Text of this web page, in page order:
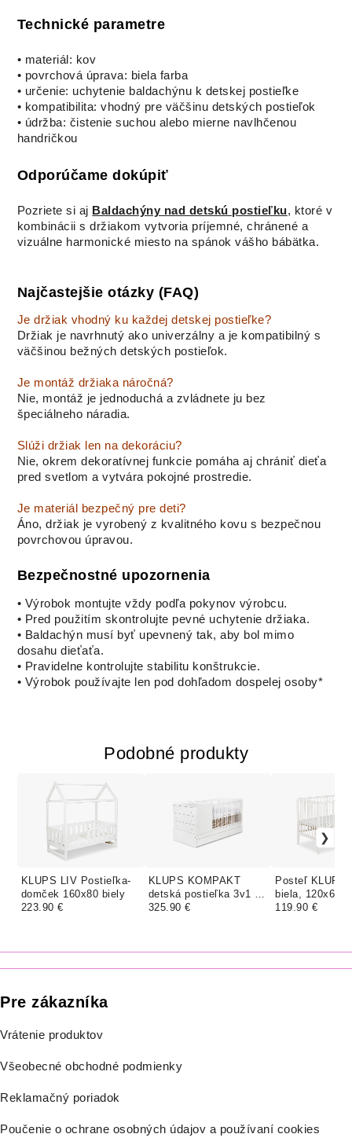
Technické parametre
• materiál: kov
• povrchová úprava: biela farba
• určenie: uchytenie baldachýnu k detskej postieľke
• kompatibilita: vhodný pre väčšinu detských postieľok
• údržba: čistenie suchou alebo mierne navlhčenou
handričkou
Odporúčame dokúpiť
Pozriete si aj Baldachýny nad detskú postieľku, ktoré v
kombinácii s držiakom vytvoria príjemné, chránené a
vizuálne harmonické miesto na spánok vášho bábätka.
Najčastejšie otázky (FAQ)
Je držiak vhodný ku každej detskej postieľke?
Držiak je navrhnutý ako univerzálny a je kompatibilný s
väčšinou bežných detských postieľok.
Je montáž držiaka náročná?
Nie, montáž je jednoduchá a zvládnete ju bez
špeciálneho náradia.
Slúži držiak len na dekoráciu?
Nie, okrem dekoratívnej funkcie pomáha aj chrániť dieťa
pred svetlom a vytvára pokojné prostredie.
Je materiál bezpečný pre deti?
Áno, držiak je vyrobený z kvalitného kovu s bezpečnou
povrchovou úpravou.
Bezpečnostné upozornenia
• Výrobok montujte vždy podľa pokynov výrobcu.
• Pred použitím skontrolujte pevné uchytenie držiaka.
• Baldachýn musí byť upevnený tak, aby bol mimo
dosahu dieťaťa.
• Pravidelne kontrolujte stabilitu konštrukcie.
• Výrobok používajte len pod dohľadom dospelej osoby*
Podobné produkty
KLUPS LIV Postieľka-
domček 160x80 biely
223.90 €
KLUPS KOMPAKT
detská postieľka 3v1 -
Biela
325.90 €
Posteľ KLUPŚ
biela, 120x60
119.90 €
Pre zákazníka
Vrátenie produktov
Všeobecné obchodné podmienky
Reklamačný poriadok
Poučenie o ochrane osobných údajov a používaní cookies